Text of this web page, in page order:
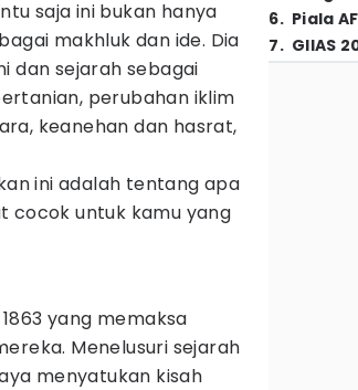
saja ini bukan hanya
makhluk dan ide. Dia
dan sejarah sebagai
perubahan iklim
keanehan dan hasrat,
ini adalah tentang apa
cocok untuk kamu yang
yang memaksa
Menelusuri sejarah
menyatukan kisah
6. Piala
7. GIIAS